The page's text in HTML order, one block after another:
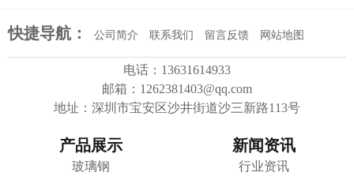
快捷导航： 公司简介 联系我们 留言反馈 网站地图
电话：13631614933
邮箱：1262381403@qq.com
地址：深圳市宝安区沙井街道沙三新路113号
产品展示
玻璃钢
新闻资讯
行业资讯